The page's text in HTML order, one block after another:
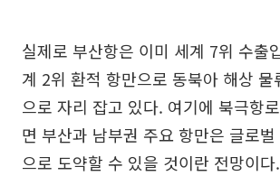
실제로 부산항은 이미 세계 7위 수출
계 2위 환적 항만으로 동북아 해상 물
으로 자리 잡고 있다. 여기에 북극항
면 부산과 남부권 주요 항만은 글로
으로 도약할 수 있을 것이란 전망이